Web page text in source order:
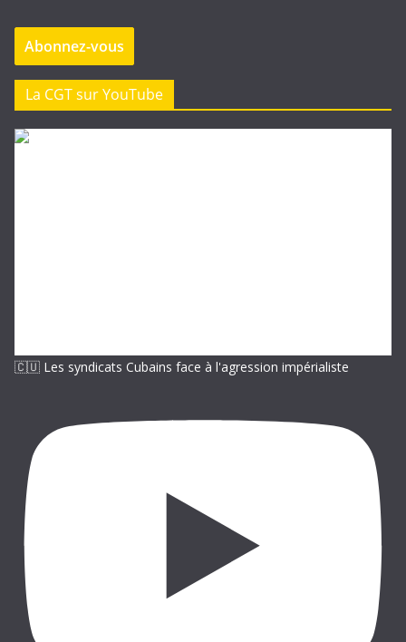
e
s
e
-
Abonnez-vous
La CGT sur YouTube
🇨🇺 Les syndicats Cubains face à l'agression impérialiste